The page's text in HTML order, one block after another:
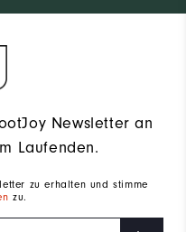
Newsletter an
Laufenden.
zu erhalten und stimme
zu.